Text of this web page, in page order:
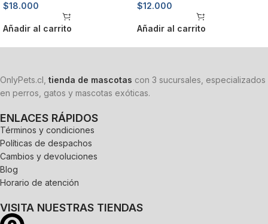
$18.000
Añadir al carrito
$12.000
Añadir al carrito
OnlyPets.cl, tienda de mascotas con 3 sucursales, especializados
en perros, gatos y mascotas exóticas.
ENLACES RÁPIDOS
Términos y condiciones
Políticas de despachos
Cambios y devoluciones
Blog
Horario de atención
VISITA NUESTRAS TIENDAS